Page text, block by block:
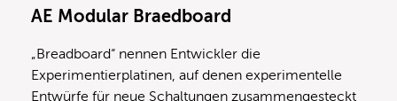
AE Modular Braedboard
„Breadboard“ nennen Entwickler die
Experimentierplatinen, auf denen experimentelle
Entwürfe für neue Schaltungen zusammengesteckt